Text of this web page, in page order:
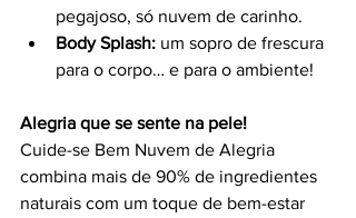
pegajoso, só nuvem de carinho.
Body Splash: um sopro de frescura
para o corpo… e para o ambiente!
Alegria que se sente na pele!
Cuide-se Bem Nuvem de Alegria
combina mais de 90% de ingredientes
naturais com um toque de bem-estar